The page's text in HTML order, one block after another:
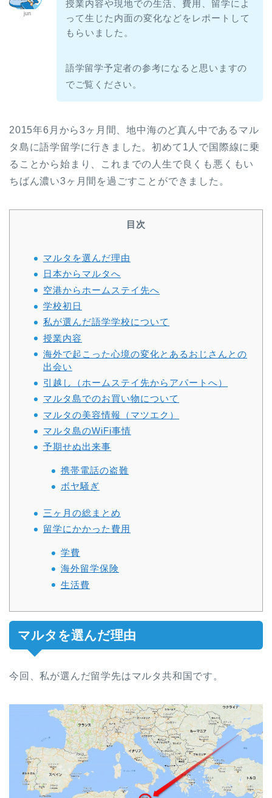
jun
授業内容や現地での生活、費用、留学によ
って生じた内面の変化などをレポートして
もらいました。
語学留学予定者の参考になると思いますの
でご覧ください。
2015年6月から3ヶ月間、地中海のど真ん中であるマル
タ島に語学留学に行きました。初めて1人で国際線に乗
ることから始まり、これまでの人生で良くも悪くもい
ちばん濃い3ヶ月間を過ごすことができました。
目次
マルタを選んだ理由
日本からマルタへ
空港からホームステイ先へ
学校初日
私が選んだ語学学校について
授業内容
海外で起こった心境の変化とあるおじさんとの
出会い
引越し（ホームステイ先からアパートへ）
マルタ島でのお買い物について
マルタの美容情報（マツエク）
マルタ島のWiFi事情
予期せぬ出来事
携帯電話の盗難
ボヤ騒ぎ
三ヶ月の総まとめ
留学にかかった費用
学費
海外留学保険
生活費
マルタを選んだ理由
今回、私が選んだ留学先はマルタ共和国です。